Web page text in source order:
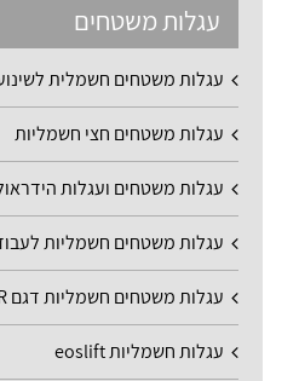
עגלות משטחים
עגלות משטחים חשמלית
עגלות משטחים חצי חשמליות
עגלות משטחים ועגלות
עגלות משטחים חשמליות
עגלות משטחים חשמליות דגם R
עגלות חשמליות eoslift